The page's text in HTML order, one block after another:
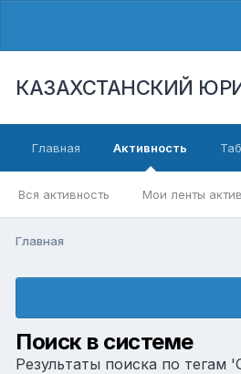
КАЗАХСТАНСКИЙ
Главная Активность
Вся активность Мои ленты
Главная
Поиск в системе
Результаты поиска по тегам